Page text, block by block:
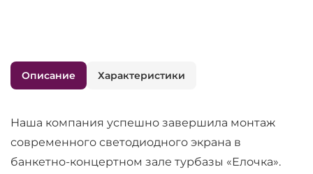
Описание Характеристики
Наша компания успешно завершила монтаж
современного светодиодного экрана в
банкетно-концертном зале турбазы «Елочка».